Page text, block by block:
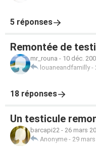
5 réponses
Remontée de
mr_rouna - 10 déc.
louaneandfamilly-
18 réponses
Un testicule
barcapi22 - 26 mars
Anonyme - 29